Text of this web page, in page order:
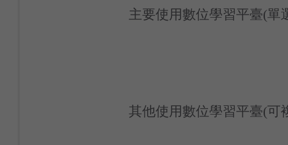
主要使用數位學習平臺(單
其他使用數位學習平臺(可